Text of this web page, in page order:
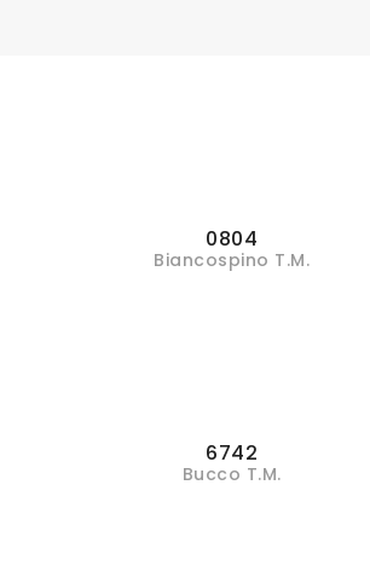
0804
Biancospino T.M.
6742
Bucco T.M.